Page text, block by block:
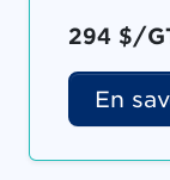
294 $/
En